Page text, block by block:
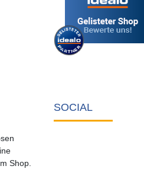
Shop.
SOCIAL